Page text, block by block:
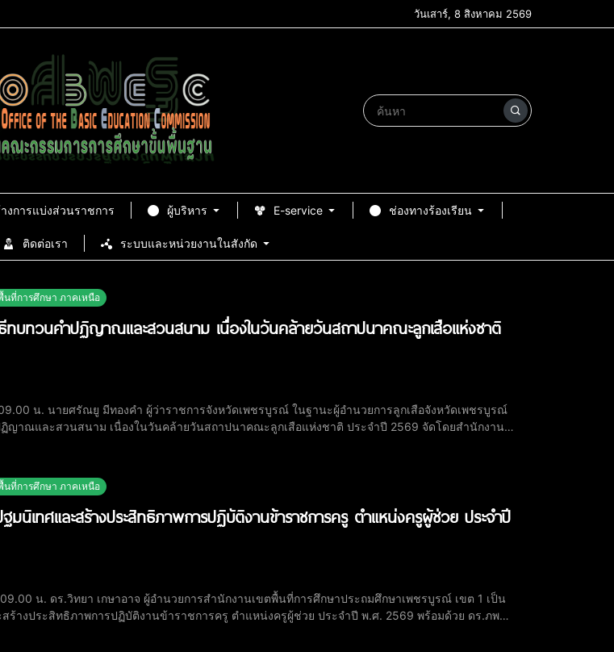
วันเสาร์, 8 สิงหาคม 2569
งการแบ่งส่วนราชการ ผู้บริหาร E-service ช่องทางร้องเรียน
ติดต่อเรา ระบบและหน่วยงานในสังกัด
นที่การศึกษา ภาคเหนือ
บทวนคำปฏิญาณและสวนสนาม เนื่องในวันคล้ายวันสถาปนาคณะลูกเสือแห่งชาติ
น. นายศรัณยู มีทองคำ ผู้ว่าราชการจังหวัดเพชรบูรณ์ ในฐานะผู้อำนวยการลูกเสือจังหวัดเพชรบูรณ์
ญาณและสวนสนาม เนื่องในวันคล้ายวันสถาปนาคณะลูกเสือแห่งชาติ ประจำปี 2569 จัดโดยสำนักงานลูก
นที่การศึกษา ภาคเหนือ
นิเทศและสร้างประสิทธิภาพการปฏิบัติงานข้าราชการครู ตำแหน่งครูผู้ช่วย ประจำปี
น. ดร.วิทยา เกษาอาจ ผู้อำนวยการสำนักงานเขตพื้นที่การศึกษาประถมศึกษาเพชรบูรณ์ เขต 1 เป็น
ร้างประสิทธิภาพการปฏิบัติงานข้าราชการครู ตำแหน่งครูผู้ช่วย ประจำปี พ.ศ. 2569 พร้อมด้วย ดร.ภพ